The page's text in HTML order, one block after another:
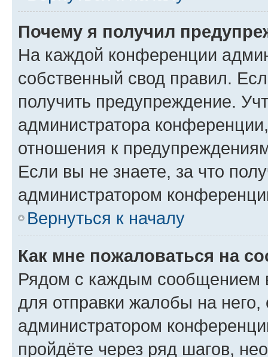
Почему я получил
На каждой конференции
собственный свод правил.
получить предупреждение.
администратора
отношения к
Если вы не знаете, за что
администратором
Вернуться к началу
Как мне пожаловаться на
Рядом с каждым сообщением
для отправки жалобы на
администратором
пройдёте через ряд шагов,